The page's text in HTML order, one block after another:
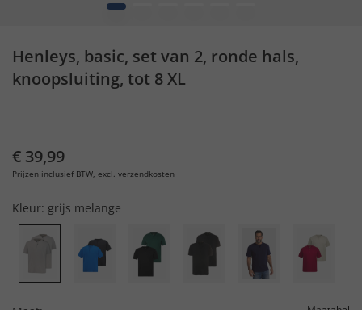
1
Henleys, basic, set van 2, ronde hals,
knoopsluiting, tot 8 XL
€ 39,99
Prijzen inclusief BTW, excl. verzendkosten
Kleur: grijs melange